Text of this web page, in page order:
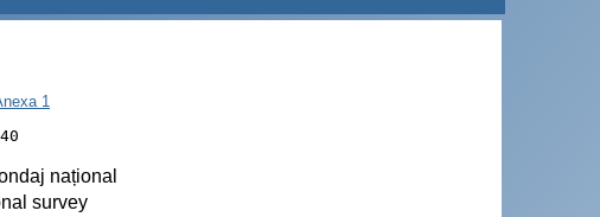
1
național
survey